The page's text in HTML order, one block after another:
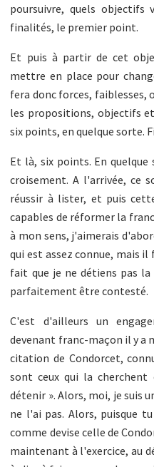
poursuivre, quels objectifs
finalités, le premier point.
Et puis à partir de cet
mettre en place pour
fera donc forces, faiblesses,
les propositions, objectifs
six points, en quelque sorte.
Et là, six points. En
croisement. A l'arrivée, ce
réussir à lister, et puis
capables de réformer la
à mon sens, j'aimerais
qui est assez connue, mais
fait que je ne détiens pas
parfaitement être contesté.
C'est d'ailleurs un
devenant franc-maçon il y a
citation de Condorcet,
sont ceux qui la
détenir ». Alors, moi, je suis
ne l'ai pas. Alors, puisque
comme devise celle de
maintenant à l'exercice, au